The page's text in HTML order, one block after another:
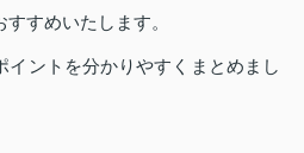
すめいたします。
イントを分かりやすくまとめまし